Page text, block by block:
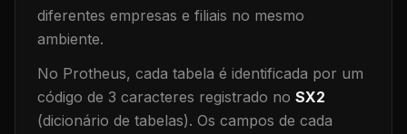
diferentes empresas e filiais no mesmo
ambiente.
No Protheus, cada tabela é identificada por um
código de 3 caracteres registrado no SX2
(dicionário de tabelas). Os campos de cada